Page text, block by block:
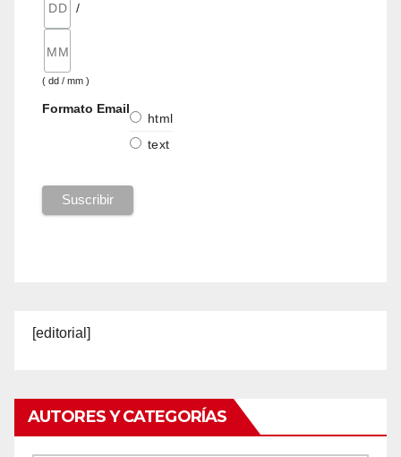
/
( dd / mm )
Formato Email
html
text
[editorial]
AUTORES Y CATEGORÍAS